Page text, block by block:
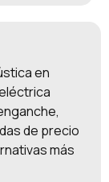
en
de precio
más